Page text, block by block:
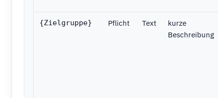
{Zielgruppe} Pflicht Text
kurze
Beschreibung